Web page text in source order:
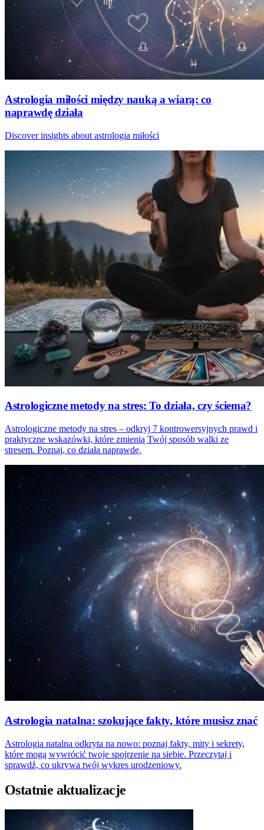
Astrologia miłości między nauką a wiarą: co
naprawdę działa
Discover insights about astrologia miłości
Astrologiczne metody na stres: To działa, czy ściema?
Astrologiczne metody na stres – odkryj 7 kontrowersyjnych prawd i
praktyczne wskazówki, które zmienią Twój sposób walki ze
stresem. Poznaj, co działa naprawdę.
Astrologia natalna: szokujące fakty, które musisz znać
Astrologia natalna odkryta na nowo: poznaj fakty, mity i sekrety,
które mogą wywrócić twoje spojrzenie na siebie. Przeczytaj i
sprawdź, co ukrywa twój wykres urodzeniowy.
Ostatnie aktualizacje